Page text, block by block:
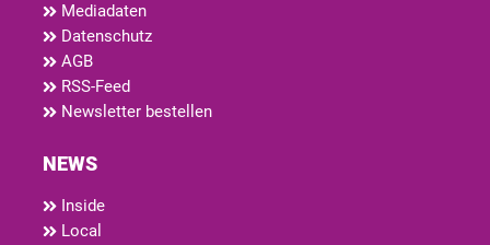
Mediadaten
Datenschutz
AGB
RSS-Feed
Newsletter bestellen
NEWS
Inside
Local